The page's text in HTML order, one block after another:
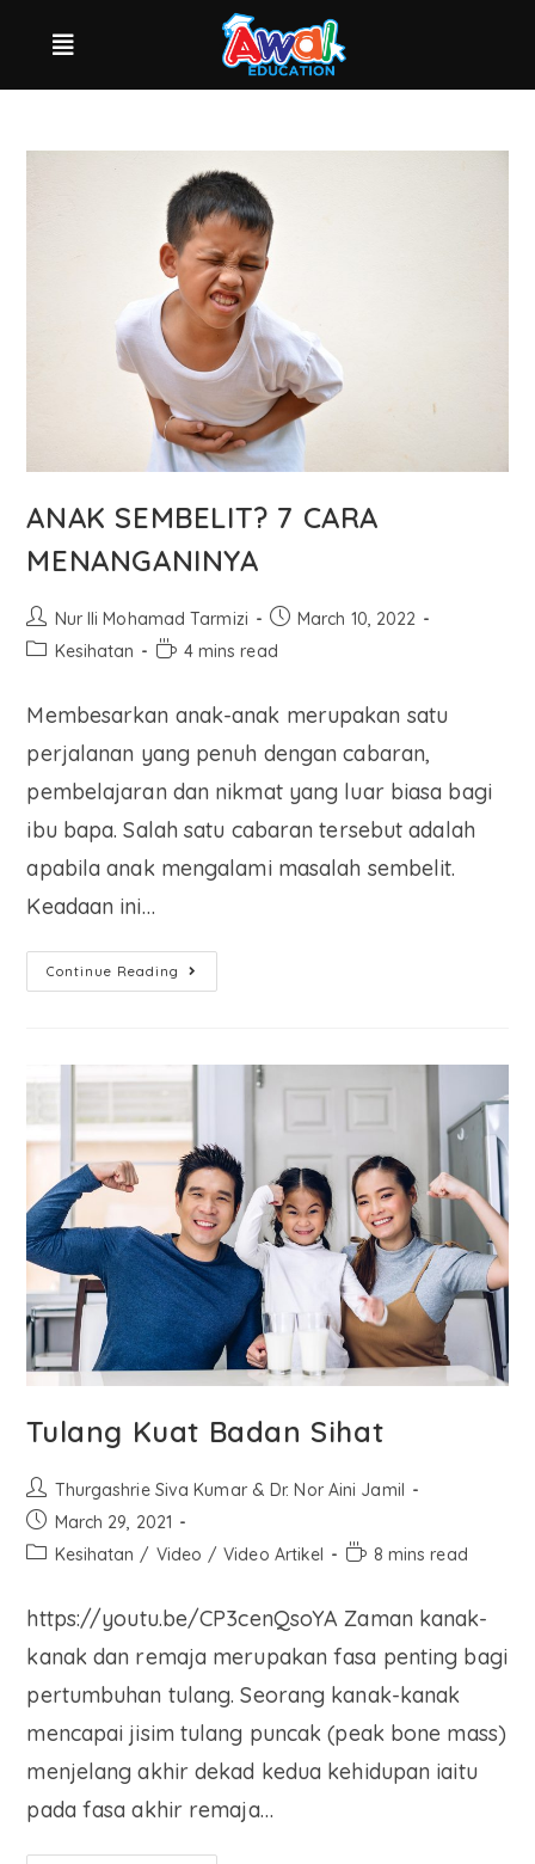
ANAK SEMBELIT? 7 CARA
MENANGANINYA
Nur Ili Mohamad Tarmizi
March 10, 2022
Kesihatan
4 mins read
Membesarkan anak-anak merupakan satu
perjalanan yang penuh dengan cabaran,
pembelajaran dan nikmat yang luar biasa bagi
ibu bapa. Salah satu cabaran tersebut adalah
apabila anak mengalami masalah sembelit.
Keadaan ini…
Continue Reading
Tulang Kuat Badan Sihat
Thurgashrie Siva Kumar & Dr. Nor Aini Jamil
March 29, 2021
Kesihatan / Video / Video Artikel 8 mins read
https://youtu.be/CP3cenQsoYA Zaman kanak-
kanak dan remaja merupakan fasa penting bagi
pertumbuhan tulang. Seorang kanak-kanak
mencapai jisim tulang puncak (peak bone mass)
menjelang akhir dekad kedua kehidupan iaitu
pada fasa akhir remaja…